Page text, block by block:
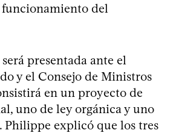
funcionamiento del
presentada ante el
y el Consejo de Ministros
en un proyecto de
uno de ley orgánica y uno
Philippe explicó que los tres